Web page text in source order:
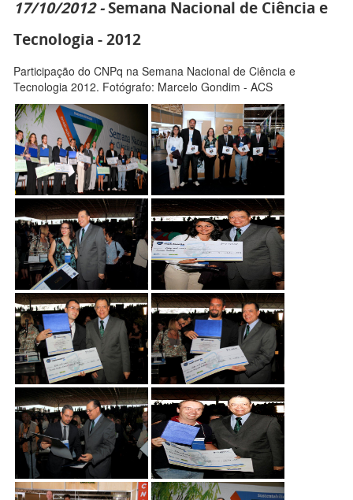
17/10/2012 -Semana Nacional de Ciência e
Tecnologia - 2012
Participação do CNPq na Semana Nacional de Ciência e
Tecnologia 2012. Fotógrafo: Marcelo Gondim - ACS